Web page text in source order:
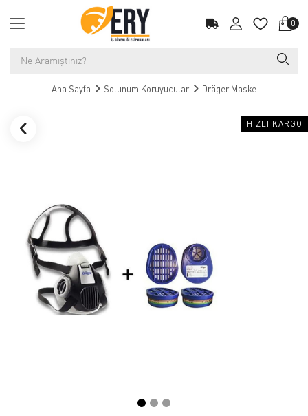
0
Ana Sayfa Solunum Koruyucular Dräger Maske
HIZLI KARGO